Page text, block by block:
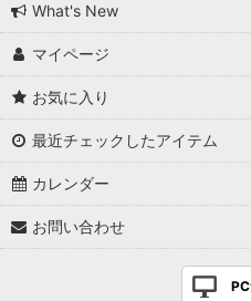
What's New
マイページ
お気に入り
最近チェックしたアイテム
カレンダー
お問い合わせ